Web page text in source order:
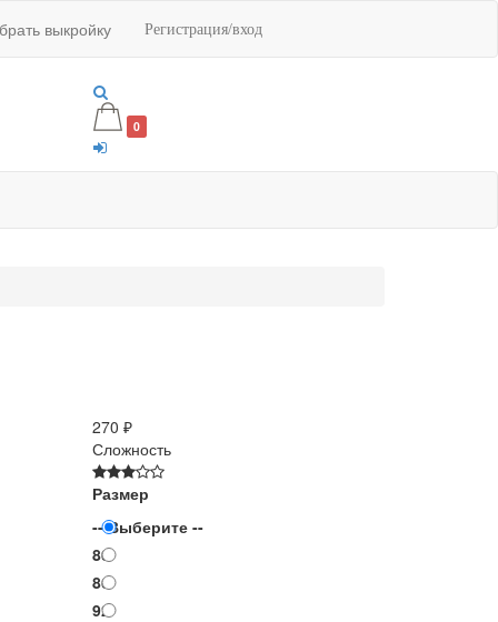
выкройку Регистрация/вход
0
270 ₽
Сложность
Размер
-- Выберите --
80
86
92